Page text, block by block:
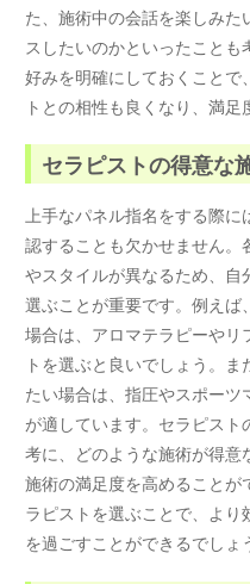
た、施術中の会話を楽しみ
スしたいのかといったこと
好みを明確にしておくことで
トとの相性も良くなり、満足
セラピストの得意な
上手なパネル指名をする際
認することも欠かせません
やスタイルが異なるため、
選ぶことが重要です。例え
場合は、アロマテラピーやリ
トを選ぶと良いでしょう。
たい場合は、指圧やスポーツ
が適しています。セラピス
考に、どのような施術が得意
施術の満足度を高めること
ラピストを選ぶことで、よ
を過ごすことができるでしょ